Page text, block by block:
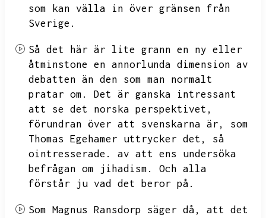
som kan välla in över gränsen från
Sverige.
Så det här är lite grann en ny eller
åtminstone en annorlunda dimension av
debatten än den som man normalt
pratar om.
Det är ganska intressant
att se det norska perspektivet,
förundran över att svenskarna är,
som
Thomas Egehamer uttrycker det,
så
ointresserade.
av att ens undersöka
befrågan om jihadism.
Och alla
förstår ju vad det beror på.
Som Magnus Ransdorp säger då,
att det